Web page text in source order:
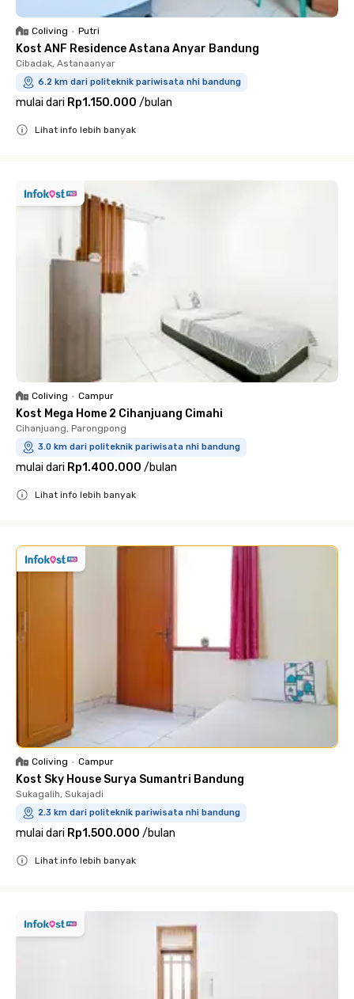
Coliving • Putri
Kost ANF Residence Astana Anyar Bandung
Cibadak, Astanaanyar
6.2 km dari politeknik pariwisata nhi bandung
mulai dari Rp1.150.000 /bulan
Lihat info lebih banyak
Coliving • Campur
Kost Mega Home 2 Cihanjuang Cimahi
Cihanjuang, Parongpong
3.0 km dari politeknik pariwisata nhi bandung
mulai dari Rp1.400.000 /bulan
Lihat info lebih banyak
Coliving • Campur
Kost Sky House Surya Sumantri Bandung
Sukagalih, Sukajadi
2.3 km dari politeknik pariwisata nhi bandung
mulai dari Rp1.500.000 /bulan
Lihat info lebih banyak